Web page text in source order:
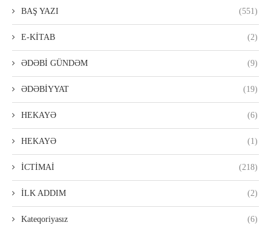
BAŞ YAZI (551)
E-KİTAB (2)
ƏDƏBİ GÜNDƏM (9)
ƏDƏBİYYAT (19)
HEKAYƏ (6)
HEKAYƏ (1)
İCTİMAİ (218)
İLK ADDIM (2)
Kateqoriyasız (6)